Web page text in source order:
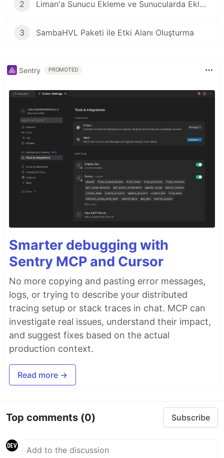
2 Liman'a Sunucu Ekleme ve Sunucularda Eklenti Kullanımı
3 SambaHVL Paketi ile Etki Alanı Oluşturma
Sentry PROMOTED
Smarter debugging with
Sentry MCP and Cursor
No more copying and pasting error messages,
logs, or trying to describe your distributed
tracing setup or stack traces in chat. MCP can
investigate real issues, understand their impact,
and suggest fixes based on the actual
production context.
Read more →
Top comments (0) Subscribe